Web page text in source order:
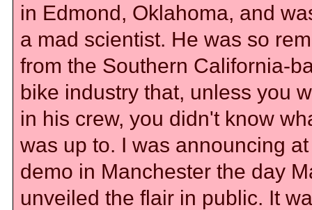
in Edmond, Oklahoma, and
a mad scientist. He was so
from the Southern California-
bike industry that, unless you
in his crew, you didn't know
was up to. I was announcing
demo in Manchester the day
unveiled the flair in public. It